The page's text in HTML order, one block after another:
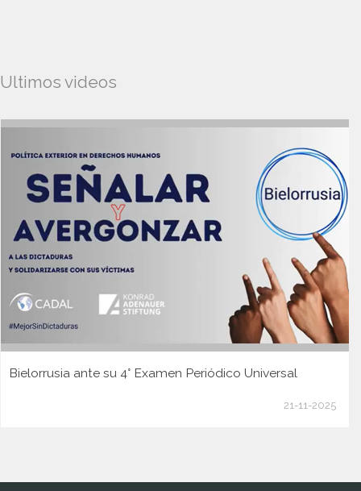
Ultimos videos
Bielorrusia ante su 4° Examen Periódico Universal
21-11-2025